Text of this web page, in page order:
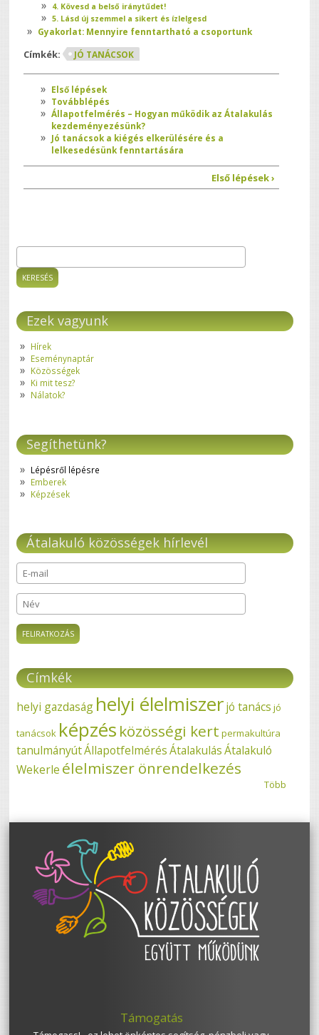
4. Kövesd a belső iránytűdet!
5. Lásd új szemmel a sikert és ízlelgesd
Gyakorlat: Mennyire fenntartható a csoportunk
Címkék: JÓ TANÁCSOK
Első lépések
Továbblépés
Állapotfelmérés – Hogyan működik az Átalakulás
kezdeményezésünk?
Jó tanácsok a kiégés elkerülésére és a
lelkesedésünk fenntartására
Első lépések ›
Keresés űrlap
Ezek vagyunk
Hírek
Eseménynaptár
Közösségek
Ki mit tesz?
Nálatok?
Segíthetünk?
Lépésről lépésre
Emberek
Képzések
Átalakuló közösségek hírlevél
E-mail*
Név
Címkék
helyi gazdaság helyi élelmiszerjó tanács jó
tanácsok képzés közösségi kert permakultúra
tanulmányútÁllapotfelmérés Átalakulás Átalakuló
Wekerle élelmiszer önrendelkezés
Több
Támogatás